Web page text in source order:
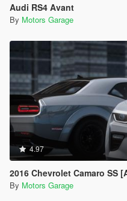
Audi RS4 Avant
By Motors Garage
4.97
2016 Chevrolet Camaro SS
By Motors Garage